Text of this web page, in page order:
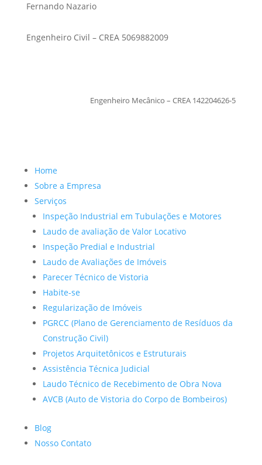
Fernando Nazario
Engenheiro Civil – CREA 5069882009
Engenheiro Mecânico – CREA 142204626-5
Home
Sobre a Empresa
Serviços
Inspeção Industrial em Tubulações e Motores
Laudo de avaliação de Valor Locativo
Inspeção Predial e Industrial
Laudo de Avaliações de Imóveis
Parecer Técnico de Vistoria
Habite-se
Regularização de Imóveis
PGRCC (Plano de Gerenciamento de Resíduos da
Construção Civil)
Projetos Arquitetônicos e Estruturais
Assistência Técnica Judicial
Laudo Técnico de Recebimento de Obra Nova
AVCB (Auto de Vistoria do Corpo de Bombeiros)
Blog
Nosso Contato